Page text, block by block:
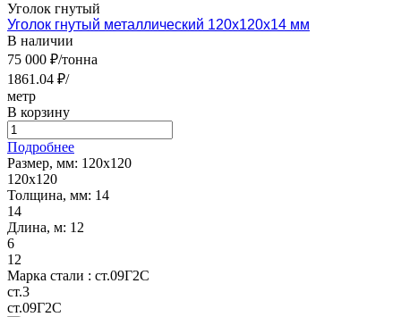
Уголок гнутый
Уголок гнутый металлический 120х120х14 мм
В наличии
75 000 ₽/тонна
1861.04 ₽/
метр
В корзину
Подробнее
Размер, мм: 120х120
120х120
Толщина, мм: 14
14
Длина, м: 12
6
12
Марка стали : ст.09Г2С
ст.3
ст.09Г2С